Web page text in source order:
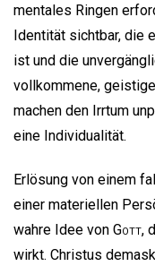
mentales Ringen
Identität sichtbar, die
ist und die
vollkommene,
machen den Irrtum
eine Individualität.
Erlösung von einem
einer materiellen
wahre Idee von Gott,
wirkt. Christus